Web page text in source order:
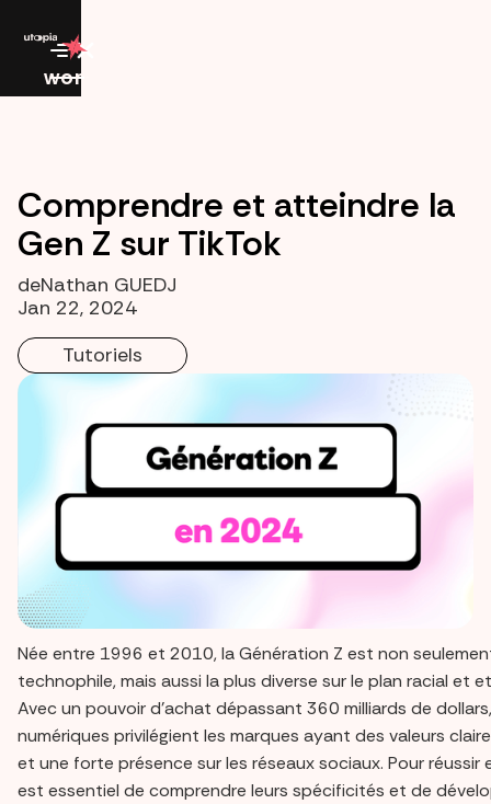
work
Comprendre et atteindre la
Gen Z sur TikTok
deNathan GUEDJ
Jan 22, 2024
Tutoriels
Née entre 1996 et 2010, la Génération Z est non
technophile, mais aussi la plus diverse sur le plan racial et
Avec un pouvoir d'achat dépassant 360 milliards de
numériques privilégient les marques ayant des valeurs
et une forte présence sur les réseaux sociaux. Pour réussir
est essentiel de comprendre leurs spécificités et de